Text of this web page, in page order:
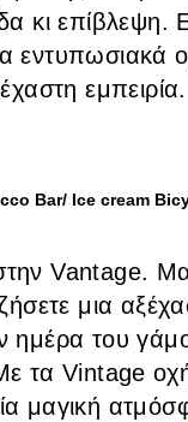
κι επίβλεψη.
εντυπωσιακά
εμπειρία.
Bar/ Ice cream
Vantage.
μια
ημέρα του
τα Vintage
μαγική